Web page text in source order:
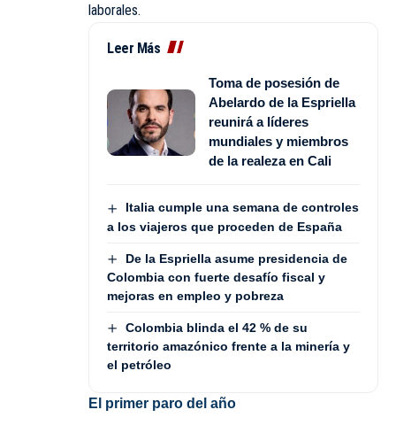
laborales.
Leer Más
Toma de posesión de
Abelardo de la Espriella
reunirá a líderes
mundiales y miembros
de la realeza en Cali
Italia cumple una semana de controles
a los viajeros que proceden de España
De la Espriella asume presidencia de
Colombia con fuerte desafío fiscal y
mejoras en empleo y pobreza
Colombia blinda el 42 % de su
territorio amazónico frente a la minería y
el petróleo
El primer paro del año